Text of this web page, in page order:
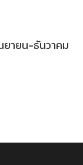
ายน-ธันวาคม